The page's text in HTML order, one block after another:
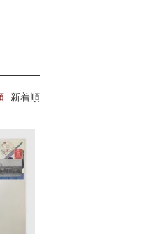
新着順